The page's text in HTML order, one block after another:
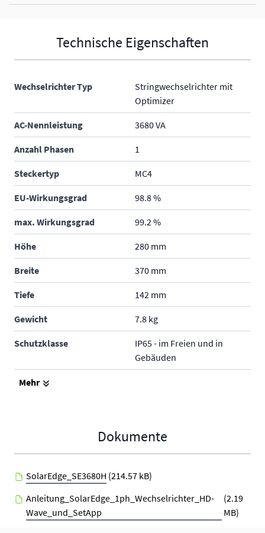
Technische Eigenschaften
Wechselrichter Typ
Stringwechselrichter mit
Optimizer
AC-Nennleistung 3680 VA
Anzahl Phasen 1
Steckertyp MC4
EU-Wirkungsgrad 98.8 %
max. Wirkungsgrad 99.2 %
Höhe 280 mm
Breite 370 mm
Tiefe 142 mm
Gewicht 7.8 kg
Schutzklasse
IP65 - im Freien und in
Gebäuden
Produktgarantie
Mehr
Dokumente
SolarEdge_SE3680H (214.57 kB)
Anleitung_SolarEdge_1ph_Wechselrichter_HD-
Wave_und_SetApp
(2.19
MB)